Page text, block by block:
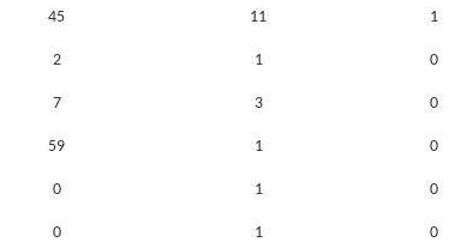
45 11 1
2 1 0
7 3 0
59 1 0
0 1 0
0 1 0